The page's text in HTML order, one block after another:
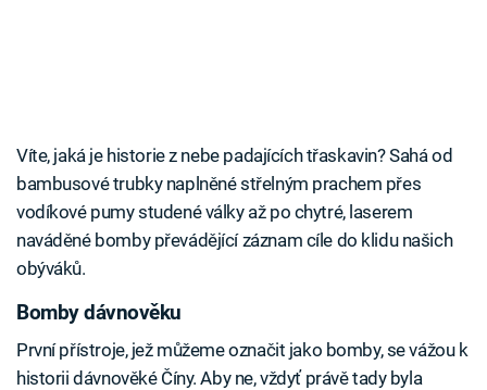
Víte, jaká je historie z nebe padajících třaskavin? Sahá od
bambusové trubky naplněné střelným prachem přes
vodíkové pumy studené války až po chytré, laserem
naváděné bomby převádějící záznam cíle do klidu našich
obýváků.
Bomby dávnověku
První přístroje, jež můžeme označit jako bomby, se vážou k
historii dávnověké Číny. Aby ne, vždyť právě tady byla